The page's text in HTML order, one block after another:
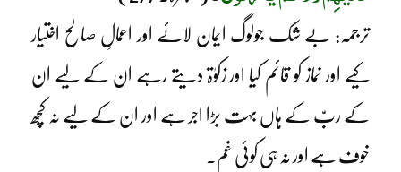
ترجمہ: بے شک جولوگ ایمان لائے اور اعمالِ صالح اختیار
کیے اور نماز کو قائم کیا اور زکوٰۃ دیتے رہے ان کے لیے ان
کے ربّ کے ہاں بہت بڑا اجر ہے اور ان کے لیے نہ کچھ
خوف ہے اور نہ ہی کوئی غم۔